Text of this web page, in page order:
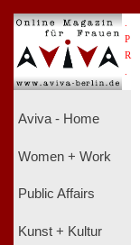
P
R
Aviva - Home
Women + Work
Public Affairs
Kunst + Kultur